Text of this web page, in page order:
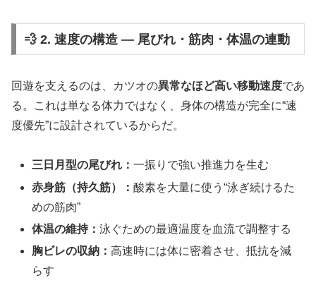
💨 2. 速度の構造 ― 尾びれ・筋肉・体温の連動
回遊を支えるのは、カツオの異常なほど高い移動速度であ
る。これは単なる体力ではなく、身体の構造が完全に“速
度優先”に設計されているからだ。
三日月型の尾びれ：一振りで強い推進力を生む
赤身筋（持久筋）：酸素を大量に使う“泳ぎ続けるた
めの筋肉”
体温の維持：泳ぐための最適温度を血流で調整する
胸ビレの収納：高速時には体に密着させ、抵抗を減
らす